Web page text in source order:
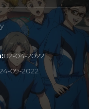
02-04-2022
09-2022